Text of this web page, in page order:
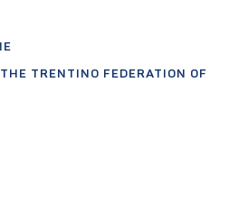
TRENTINO FEDERATION OF